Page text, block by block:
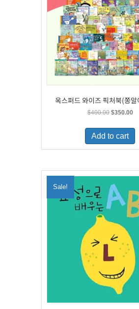
옥스퍼드 와이즈 픽처북(쫑
$400.00 Original
was:
$400.00.
$350.00
is:
Add to cart
Sale!